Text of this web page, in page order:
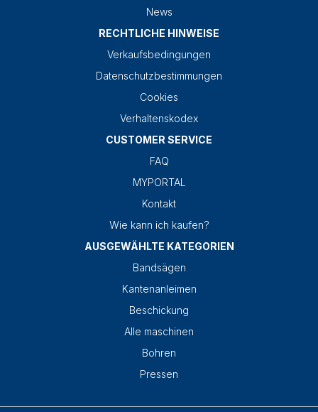
News
RECHTLICHE HINWEISE
Verkaufsbedingungen
Datenschutzbestimmungen
Cookies
Verhaltenskodex
CUSTOMER SERVICE
FAQ
MYPORTAL
Kontakt
Wie kann ich kaufen?
AUSGEWÄHLTE KATEGORIEN
Bandsägen
Kantenanleimen
Beschickung
Alle maschinen
Bohren
Pressen